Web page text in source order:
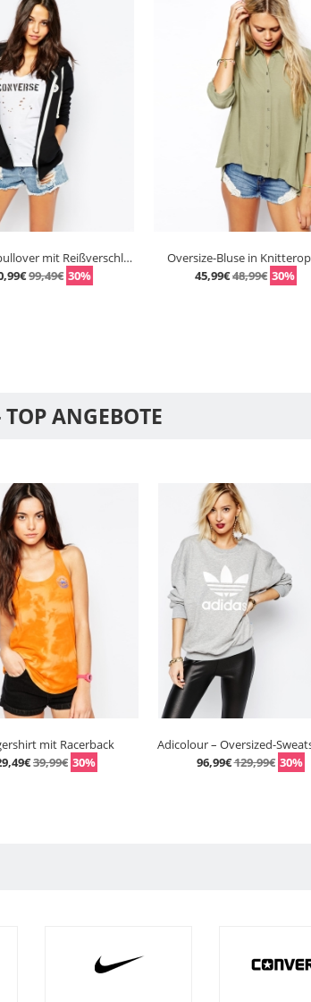
Kapuzenpullover mit Reißverschluss und kleinem Logo vorne
30%
Oversize-Bluse in Knitteroptik
48,99€ 30%
ANGEBOTE
Racerback
30%
Adicolour – Oversized-Sweatshirt mit Rundhalsausschnitt und Folienlogo
129,99€ 30%